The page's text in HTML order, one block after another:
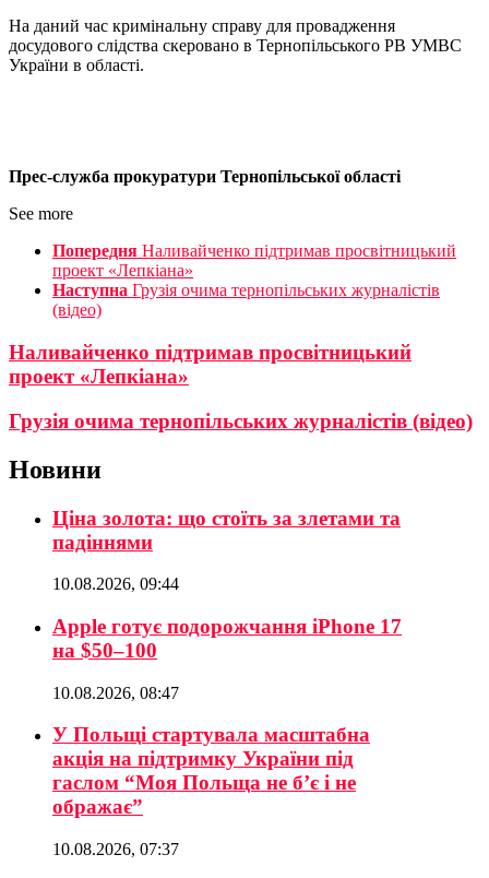
На даний час кримінальну справу для провадження
досудового слідства скеровано в Тернопільського РВ УМВС
України в області.
Прес-служба прокуратури Тернопільської області
See more
Попередня Наливайченко підтримав просвітницький
проект «Лепкіана»
Наступна Грузія очима тернопільських журналістів
(відео)
Наливайченко підтримав просвітницький
проект «Лепкіана»
Грузія очима тернопільських журналістів (відео)
Новини
Ціна золота: що стоїть за злетами та
падіннями
10.08.2026, 09:44
Apple готує подорожчання iPhone 17
на $50–100
10.08.2026, 08:47
У Польщі стартувала масштабна
акція на підтримку України під
гаслом “Моя Польща не б’є і не
ображає”
10.08.2026, 07:37